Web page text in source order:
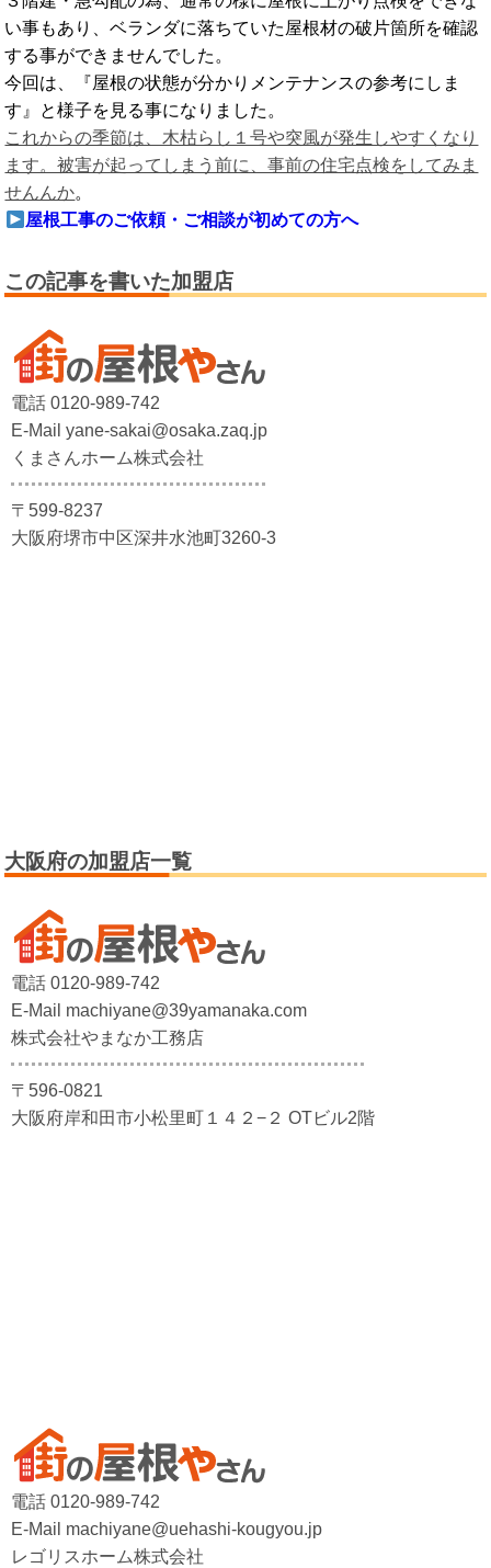
い事もあり、ベランダに落ちていた屋根材の破片箇所を確認
する事ができませんでした。
今回は、『屋根の状態が分かりメンテナンスの参考にしま
す』と様子を見る事になりました。
これからの季節は、木枯らし１号や突風が発生しやすくなり
ます。被害が起ってしまう前に、事前の住宅点検をしてみま
せんんか。
屋根工事のご依頼・ご相談が初めての方へ
この記事を書いた加盟店
電話 0120-989-742
E-Mail yane-sakai@osaka.zaq.jp
くまさんホーム株式会社
〒599-8237
大阪府堺市中区深井水池町3260-3
大阪府の加盟店一覧
電話 0120-989-742
E-Mail machiyane@39yamanaka.com
株式会社やまなか工務店
〒596-0821
大阪府岸和田市小松里町１４２−２ OTビル2階
電話 0120-989-742
E-Mail machiyane@uehashi-kougyou.jp
レゴリスホーム株式会社